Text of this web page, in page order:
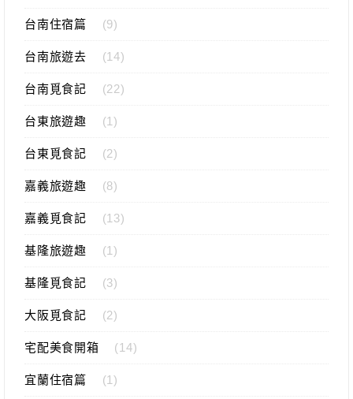
台南住宿篇 (9)
台南旅遊去 (14)
台南覓食記 (22)
台東旅遊趣 (1)
台東覓食記 (2)
嘉義旅遊趣 (8)
嘉義覓食記 (13)
基隆旅遊趣 (1)
基隆覓食記 (3)
大阪覓食記 (2)
宅配美食開箱 (14)
宜蘭住宿篇 (1)